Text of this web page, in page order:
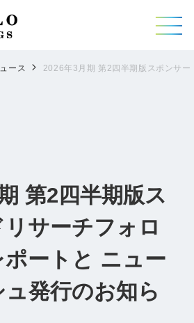
ース 2026年3月期 第2四半期版スポンサ
第2四半期版ス
サーチフォロ
ートと ニュー
発行のお知ら